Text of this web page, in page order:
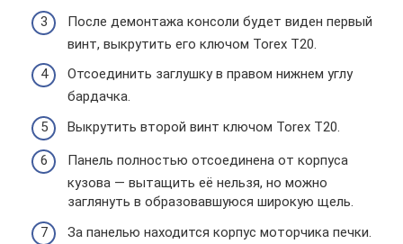
После демонтажа консоли будет виден первый
винт, выкрутить его ключом Torex Т20.
Отсоединить заглушку в правом нижнем углу
бардачка.
Выкрутить второй винт ключом Torex Т20.
Панель полностью отсоединена от корпуса
кузова — вытащить её нельзя, но можно
заглянуть в образовавшуюся широкую щель.
За панелью находится корпус моторчика печки.